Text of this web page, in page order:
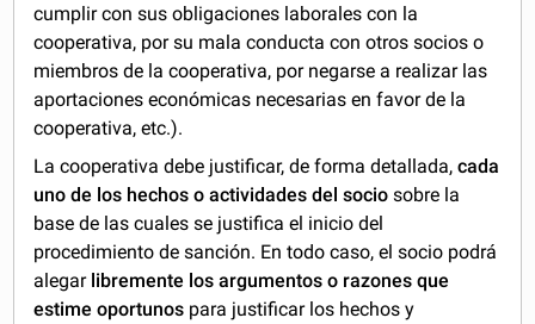
cumplir con sus obligaciones laborales con la
cooperativa, por su mala conducta con otros socios o
miembros de la cooperativa, por negarse a realizar las
aportaciones económicas necesarias en favor de la
cooperativa, etc.).
La cooperativa debe justificar, de forma detallada, cada
uno de los hechos o actividades del sociosobre la
base de las cuales se justifica el inicio del
procedimiento de sanción. En todo caso, el socio podrá
alegar libremente los argumentos o razones que
estime oportunos para justificar los hechos y